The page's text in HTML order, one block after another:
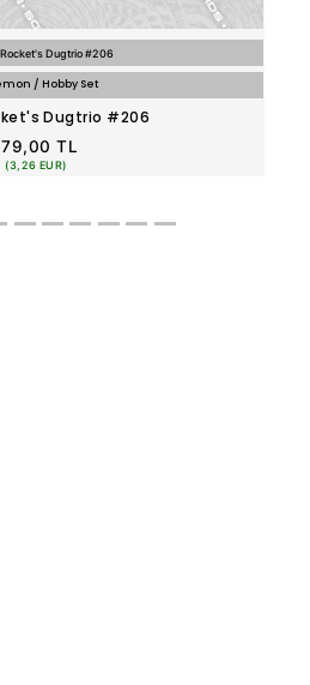
Dugtrio #206
/ Hobby Set
Dugtrio #206
TL
(3,26 EUR)